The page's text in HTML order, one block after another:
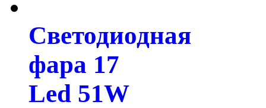
Светодиодная
фара 17
Led 51W